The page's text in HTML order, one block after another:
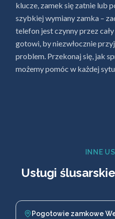
klucze, zamek się zatnie lub
szybkiej wymiany zamka –
telefon jest czynny przez
gotowi, by niezwłocznie
problem. Przekonaj się, jak
możemy pomóc w każdej
INNE
Usługi
Pogotowie zamkowe